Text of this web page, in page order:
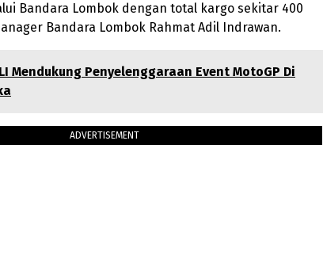
Bandara Lombok dengan total kargo sekitar 400
Bandara Lombok Rahmat Adil Indrawan.
Mendukung Penyelenggaraan Event MotoGP Di
ADVERTISEMENT